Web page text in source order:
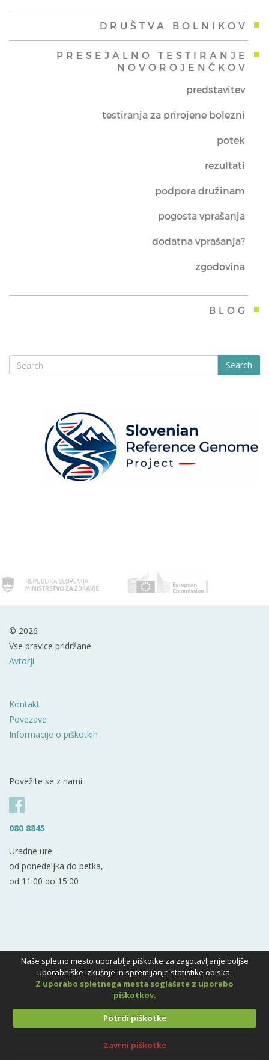
DRUŠTVA BOLNIKOV
PRESEJALNO TESTIRANJE
NOVOROJENČKOV
predstavitev
testiranja za prirojene bolezni
potek
rezultati
podpora družinam
pogosta vprašanja
dodatna vprašanja?
zgodovina
BLOG
Search
© 2026
Vse pravice pridržane
Avtorji
Kontakt
Povezave
Informacije o piškotkih
Povežite se z nami:
080 8845
Uradne ure:
od ponedeljka do petka,
od 11:00 do 15:00
Naše spletno mesto uporablja piškotke za zagotavljanje boljše
uporabniške izkušnje in spremljanje statistike obiska.
Z uporabo spletnega mesta soglašate z uporabo
piškotkov.
Potrdi piškotke
Zavrni piškotke